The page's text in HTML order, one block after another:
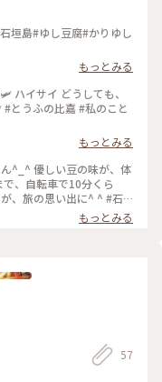
垣島#ゆし豆腐#かりゆし
もっとみる
イサイ どうしても、
とうふの比嘉 #私のこと
もっとみる
^_^ 優しい豆の味が、体
、自転車で10分くら
、旅の思い出に^ ^ #石
もっとみる
57